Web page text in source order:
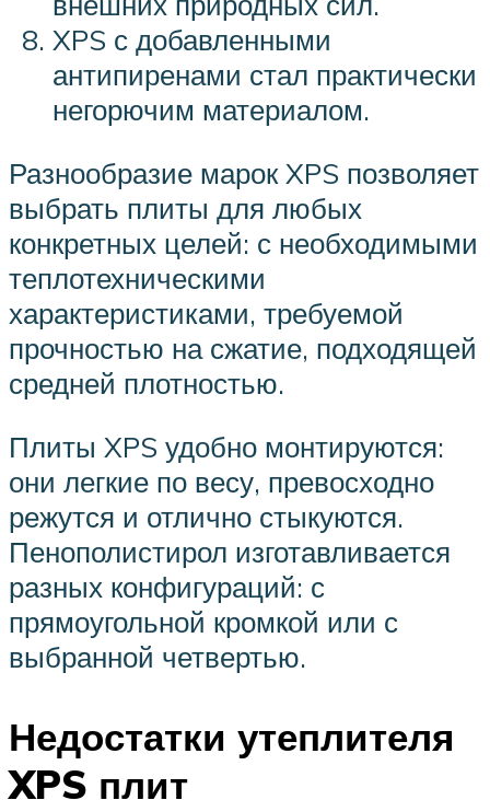
XPS с добавленными
антипиренами стал практически
негорючим материалом.
Разнообразие марок XPS позволяет
выбрать плиты для любых
конкретных целей: с необходимыми
теплотехническими
характеристиками, требуемой
прочностью на сжатие, подходящей
средней плотностью.
Плиты XPS удобно монтируются:
они легкие по весу, превосходно
режутся и отлично стыкуются.
Пенополистирол изготавливается
разных конфигураций: с
прямоугольной кромкой или с
выбранной четвертью.
Недостатки утеплителя
XPS плит